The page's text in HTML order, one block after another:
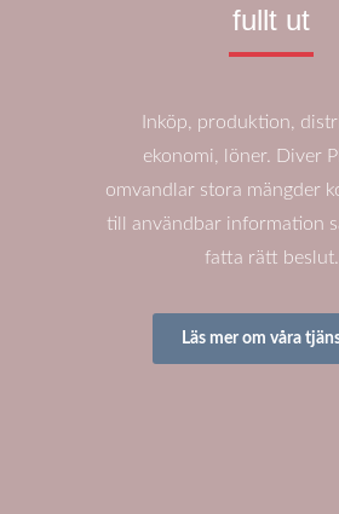
fullt ut
Inköp, produktion,
ekonomi, löner. Diver
omvandlar stora mängder
till användbar information
fatta rätt beslut.
Läs mer om våra